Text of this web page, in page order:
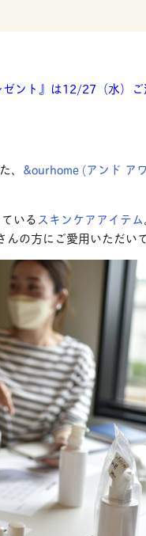
ント』は12/27（水）
&ourhome (アンド ア
いる スキンケアアイテム
の方にご愛用いただい